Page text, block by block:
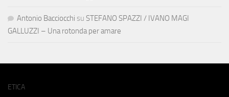
Antonio Bacciocchi su STEFANO SPAZZI / IVANO MAGI
GALLUZZI – Una rotonda per amare
ETICA